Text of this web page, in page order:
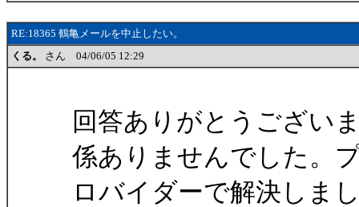
RE:18365 鶴亀メールを中止したい。
くる。
さん 04/06/05 12:29
回答ありがとうござい
係ありませんでした。
ロバイダーで解決しま